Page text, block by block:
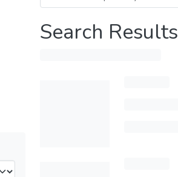
Search Results